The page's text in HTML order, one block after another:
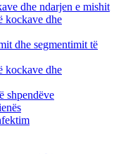
dhe ndarjen e mishit
kockave dhe
dhe segmentimit të
kockave dhe
shpendëve